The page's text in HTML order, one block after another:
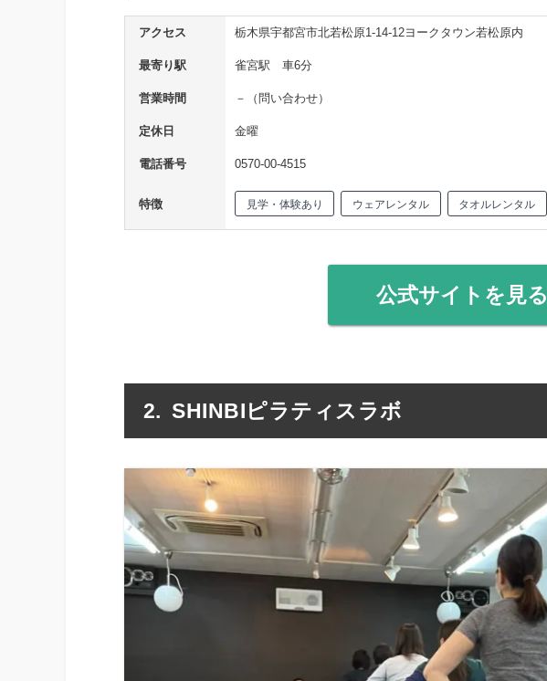
アクセス 栃木県宇都宮市北若松原1-14-12ヨークタウン若松原内
最寄り駅 雀宮駅 車6分
営業時間 －（問い合わせ）
定休日 金曜
電話番号 0570-00-4515
特徴 見学・体験あり ウェアレンタル タオルレンタル
公式サイトを見る
SHINBIピラティスラボ